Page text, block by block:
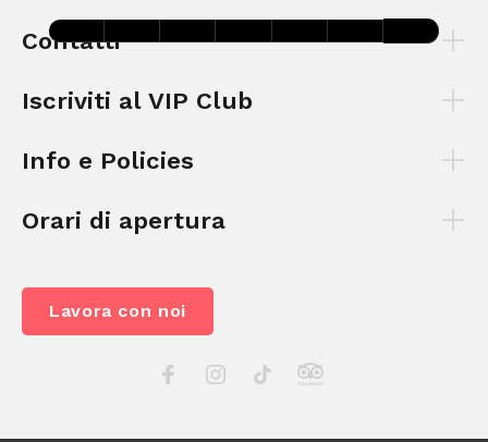
Contatti
Iscriviti al VIP Club
Info e Policies
Orari di apertura
Lavora con noi